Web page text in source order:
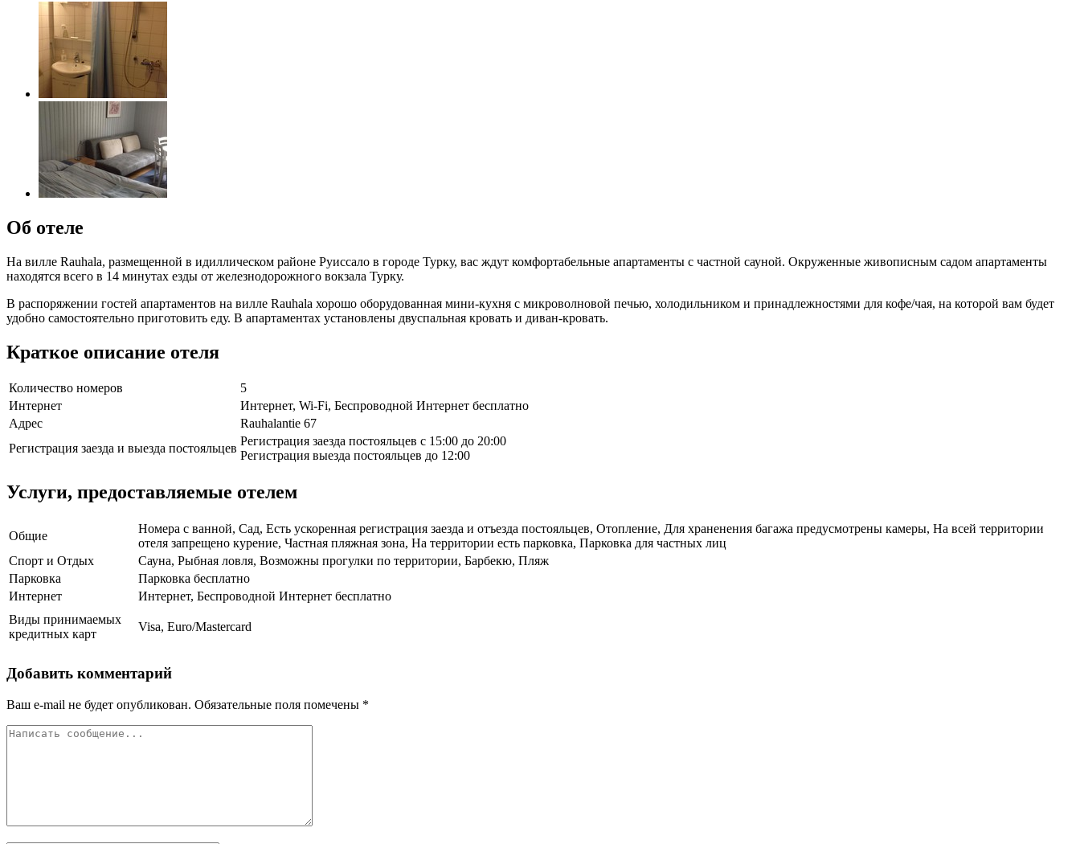
Об отеле
На вилле Rauhala, размещенной в идиллическом районе Руиссало в городе Турку, вас ждут комфортабельные апартаменты с частной сауной. Окруженные живописным садом апартаменты
находятся всего в 14 минутах езды от железнодорожного вокзала Турку.
В распоряжении гостей апартаментов на вилле Rauhala хорошо оборудованная мини-кухня с микроволновой печью, холодильником и принадлежностями для кофе/чая, на которой вам будет
удобно самостоятельно приготовить еду. В апартаментах установлены двуспальная кровать и диван-кровать.
Краткое описание отеля
Количество номеров
5
Интернет
Интернет, Wi-Fi, Беспроводной Интернет бесплатно
Адрес
Rauhalantie 67
Регистрация заезда и выезда постояльцев
Регистрация заезда постояльцев с 15:00 до 20:00
Регистрация выезда постояльцев до 12:00
Услуги, предоставляемые отелем
Общие
Номера с ванной, Сад, Есть ускоренная регистрация заезда и отъезда постояльцев, Отопление, Для храненения багажа предусмотрены камеры, На всей территории
отеля запрещено курение, Частная пляжная зона, На территории есть парковка, Парковка для частных лиц
Спорт и Отдых
Сауна, Рыбная ловля, Возможны прогулки по территории, Барбекю, Пляж
Парковка
Парковка бесплатно
Интернет
Интернет, Беспроводной Интернет бесплатно
Виды принимаемых
кредитных карт
Visa, Euro/Mastercard
Добавить комментарий
Ваш e-mail не будет опубликован. Обязательные поля помечены *